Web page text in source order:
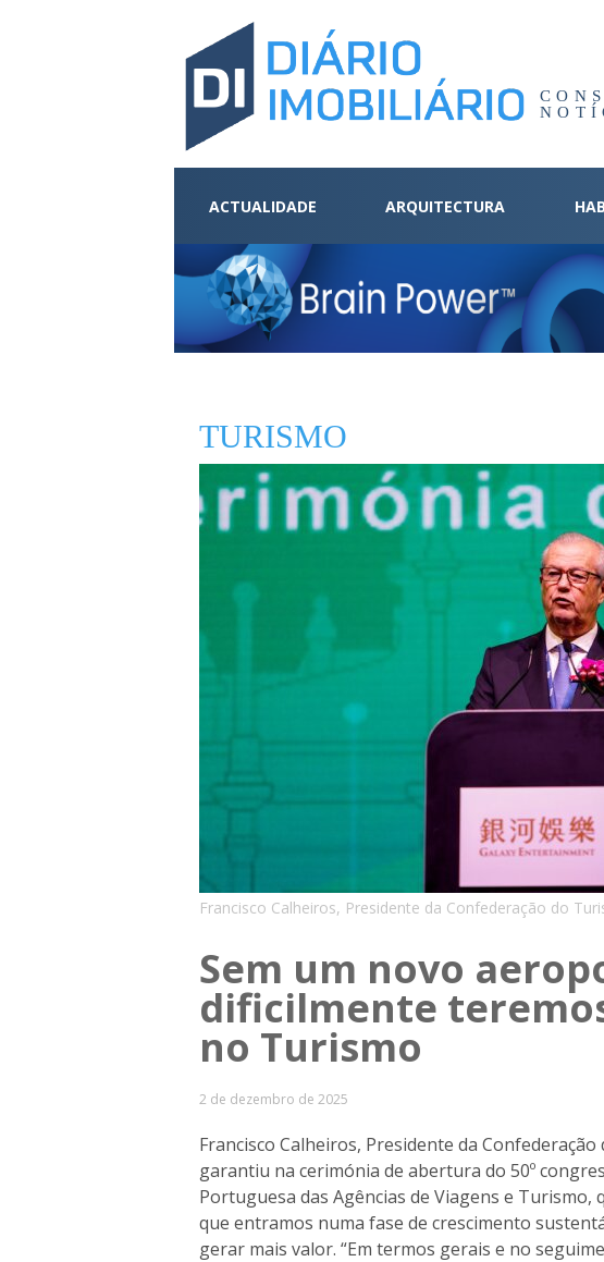
ACTUALIDADE ARQUITECTURA
TURISMO
Francisco Calheiros, Presidente da Confederação do
Sem um novo
dificilmente
no Turismo
2 de dezembro de 2025
Francisco Calheiros, Presidente da
garantiu na cerimónia de abertura do 50º
Portuguesa das Agências de Viagens e Turismo,
que entramos numa fase de crescimento
gerar mais valor. “Em termos gerais e no